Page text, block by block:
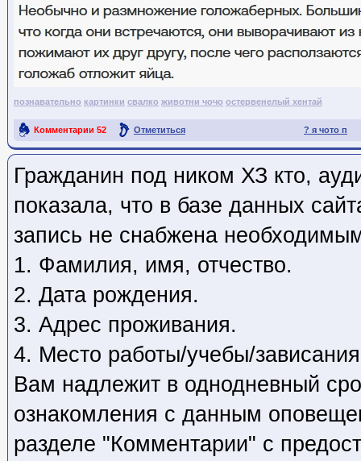
познавательно картинки свалко животни чочо остервенелый хентай
? я чото п
Комментарии 52 Отметиться
Ссылка на пост
Гражданин под ником ХЗ кто,
показала, что в базе данных
запись не снабжена
1. Фамилия, имя, отчество.
2. Дата рождения.
3. Адрес проживания.
4. Место работы/учебы/
Вам надлежит в однодневный
ознакомления с данным
разделе "Комментарии" с